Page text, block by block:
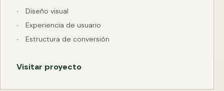
Diseño visual
Experiencia de usuario
Estructura de conversión
Visitar proyecto